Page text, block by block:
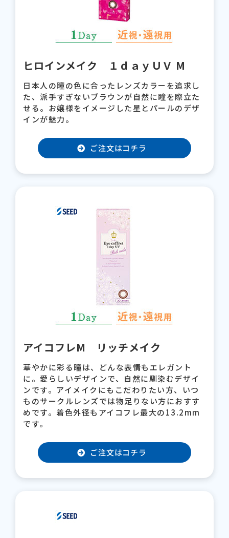
ヒロインメイク １ｄａｙＵＶ M
日本人の瞳の色に合ったレンズカラーを追求し
た、派手すぎないブラウンが自然に瞳を際立た
せる。お嬢様をイメージした星とパールのデザ
インが魅力。
ご注文はコチラ
アイコフレM リッチメイク
華やかに彩る瞳は、どんな表情もエレガント
に。愛らしいデザインで、自然に馴染むデザイ
ンです。アイメイクにもこだわりたい方、いつ
ものサークルレンズでは物足りない方におすす
めです。着色外径もアイコフレ最大の13.2mm
です。
ご注文はコチラ